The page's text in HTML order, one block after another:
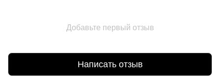
Добавьте первый отзыв
Написать отзыв